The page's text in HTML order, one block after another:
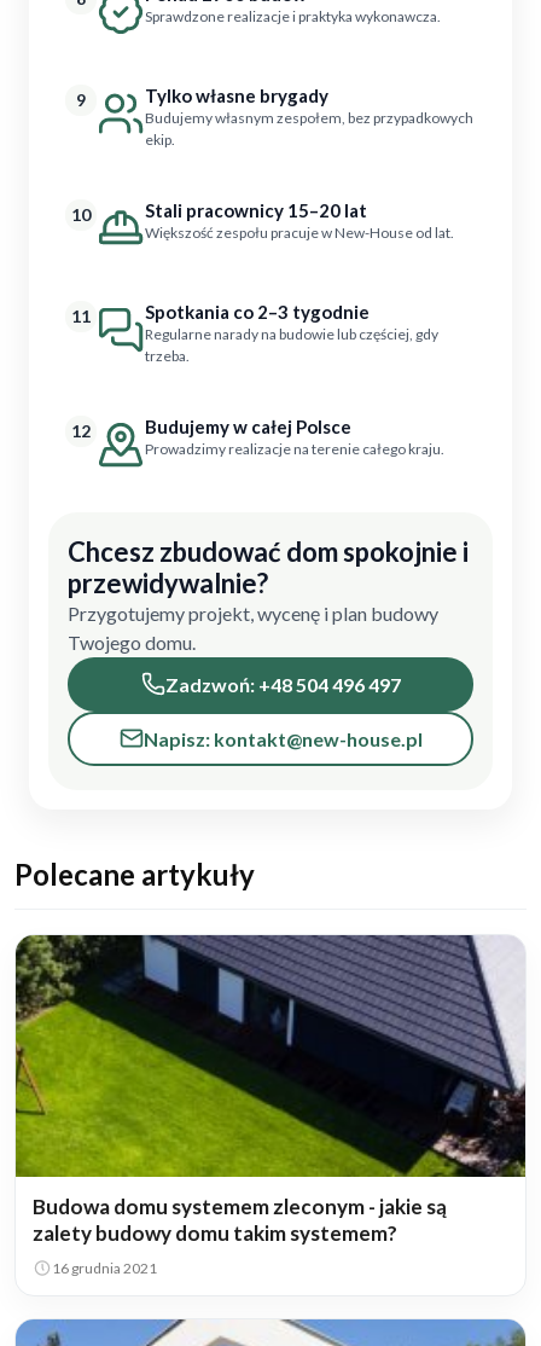
Sprawdzone realizacje i praktyka wykonawcza.
9 Tylko własne brygady
Budujemy własnym zespołem, bez przypadkowych
ekip.
10 Stali pracownicy 15–20 lat
Większość zespołu pracuje w New-House od lat.
11 Spotkania co 2–3 tygodnie
Regularne narady na budowie lub częściej, gdy
trzeba.
12 Budujemy w całej Polsce
Prowadzimy realizacje na terenie całego kraju.
Chcesz zbudować dom spokojnie i
przewidywalnie?
Przygotujemy projekt, wycenę i plan budowy
Twojego domu.
Zadzwoń: +48 504 496 497
Napisz: kontakt@new-house.pl
Polecane artykuły
Budowa domu systemem zleconym - jakie są
zalety budowy domu takim systemem?
16 grudnia 2021